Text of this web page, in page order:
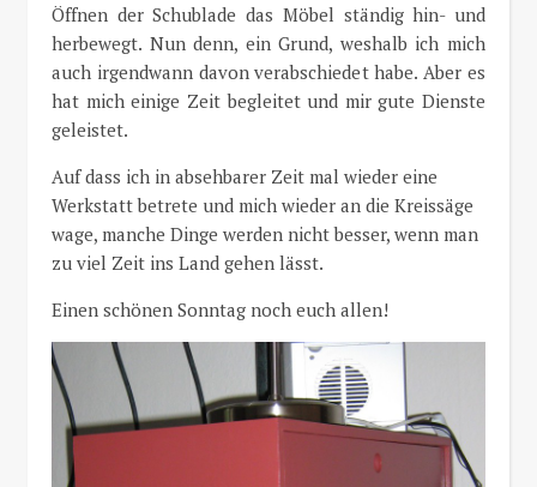
Öffnen der Schublade das Möbel ständig hin- und
herbewegt. Nun denn, ein Grund, weshalb ich mich
auch irgendwann davon verabschiedet habe. Aber es
hat mich einige Zeit begleitet und mir gute Dienste
geleistet.
Auf dass ich in absehbarer Zeit mal wieder eine
Werkstatt betrete und mich wieder an die Kreissäge
wage, manche Dinge werden nicht besser, wenn man
zu viel Zeit ins Land gehen lässt.
Einen schönen Sonntag noch euch allen!